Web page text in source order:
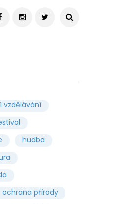
vzdělávání
hudba
ochrana přírody